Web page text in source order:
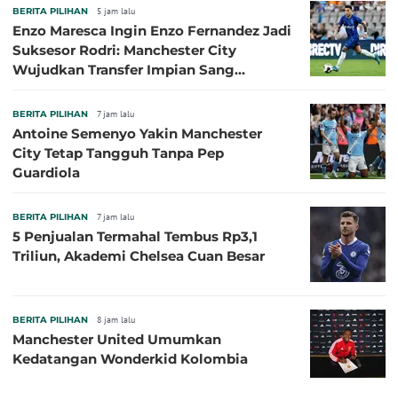
BERITA PILIHAN 5 jam lalu
Enzo Maresca Ingin Enzo Fernandez Jadi
Suksesor Rodri: Manchester City
Wujudkan Transfer Impian Sang
BERITA PILIHAN 7 jam lalu
Antoine Semenyo Yakin Manchester
City Tetap Tangguh Tanpa Pep
Guardiola
BERITA PILIHAN 7 jam lalu
5 Penjualan Termahal Tembus Rp3,1
Triliun, Akademi Chelsea Cuan Besar
BERITA PILIHAN 8 jam lalu
Manchester United Umumkan
Kedatangan Wonderkid Kolombia